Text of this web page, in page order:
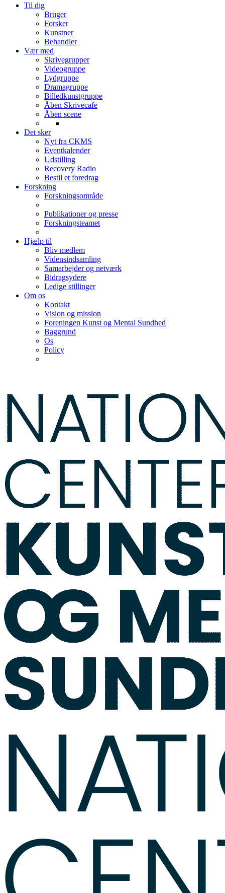
Til dig
Bruger
Forsker
Kunstner
Behandler
Vær med
Skrivegrupper
Videogruppe
Lydgruppe
Dramagruppe
Billedkunstgruppe
Åben Skrivecafe
Åben scene
Det sker
Nyt fra CKMS
Eventkalender
Udstilling
Recovery Radio
Bestil et foredrag
Forskning
Forskningsområde
Publikationer og presse
Forskningsteamet
Hjælp til
Bliv medlem
Vidensindsamling
Samarbejder og netværk
Bidragsydere
Ledige stillinger
Om os
Kontakt
Vision og mission
Foreningen Kunst og Mental Sundhed
Baggrund
Os
Policy